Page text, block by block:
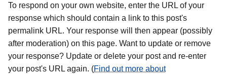
To respond on your own website, enter the URL of your
response which should contain a link to this post's
permalink URL. Your response will then appear (possibly
after moderation) on this page. Want to update or remove
your response? Update or delete your post and re-enter
your post's URL again. (Find out more about